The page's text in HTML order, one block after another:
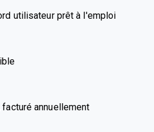
utilisateur prêt à l'emploi
annuellement